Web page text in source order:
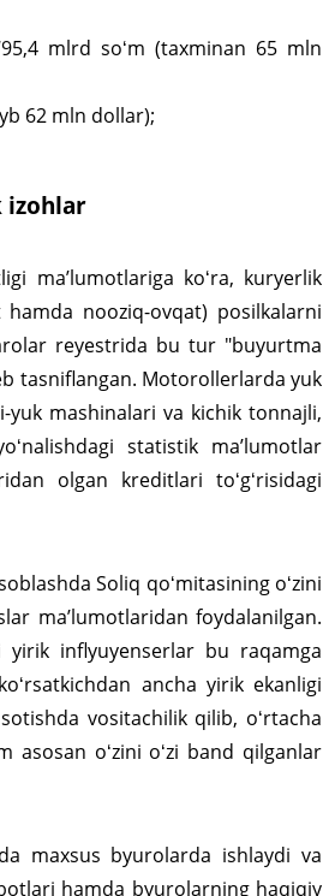
mlrd soʻm (taxminan 65 mln
62 mln dollar);
izohlar
maʼlumotlariga koʻra, kuryerlik
nooziq-ovqat) posilkalarni
reyestrida bu tur "buyurtma
tasniflangan. Motorollerlarda yuk
yuk mashinalari va kichik tonnajli,
statistik maʼlumotlar
olgan kreditlari toʻgʻrisidagi
Soliq qoʻmitasining oʻzini
maʼlumotlaridan foydalanilgan.
inflyuyenserlar bu raqamga
ancha yirik ekanligi
vositachilik qilib, oʻrtacha
oʻzini oʻzi band qilganlar
maxsus byurolarda ishlaydi va
hamda byurolarning haqiqiy